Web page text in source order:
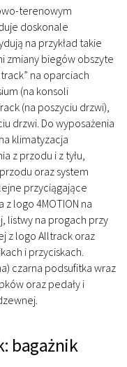
terenowym
doskonale
na przykład takie
zmiany biegów obszyte
na oparciach
(na konsoli
(na poszyciu drzwi),
drzwi. Do wyposażenia
klimatyzacja
z przodu i z tyłu,
oraz system
przyciągające
logo 4MOTION na
listwy na progach przy
z logo Alltrack oraz
i przyciskach.
czarna podsufitka wraz
oraz pedały i
bagażnik